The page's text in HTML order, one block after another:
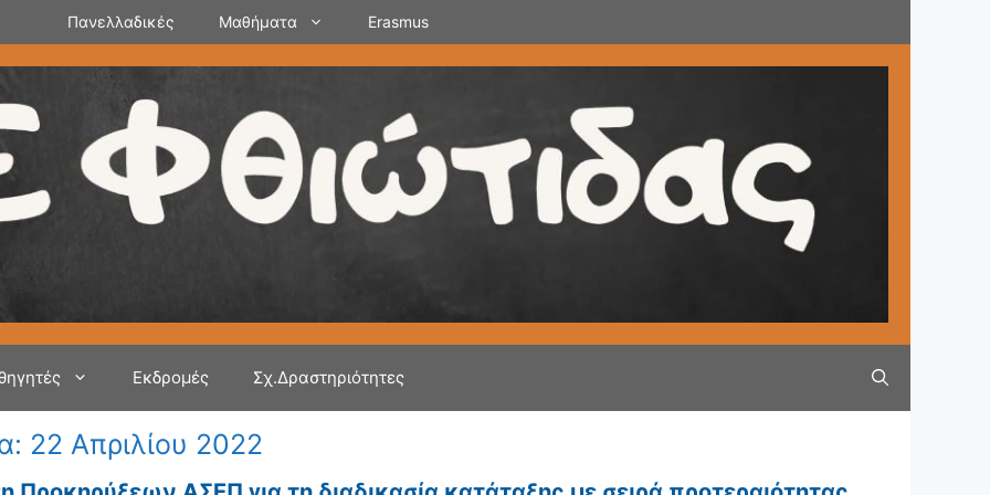
Πανελλαδικές Μαθήματα Erasmus
Εκδρομές Σχ.Δραστηριότητες
22 Απριλίου 2022